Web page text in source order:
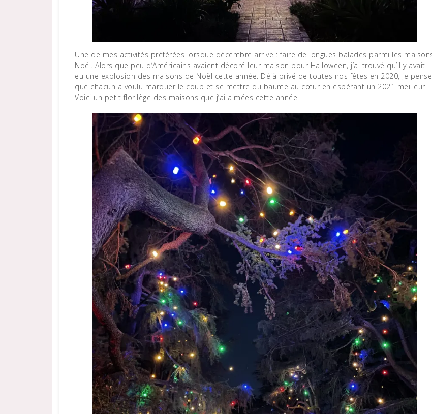
Une de mes activités préférées lorsque décembre arrive : faire de longues balades parmi les maisons
Noël. Alors que peu d’Américains avaient décoré leur maison pour Halloween, j’ai trouvé qu’il y avait
eu une explosion des maisons de Noël cette année. Déjà privé de toutes nos fêtes en 2020, je pense
que chacun a voulu marquer le coup et se mettre du baume au cœur en espérant un 2021 meilleur.
Voici un petit florilège des maisons que j’ai aimées cette année.